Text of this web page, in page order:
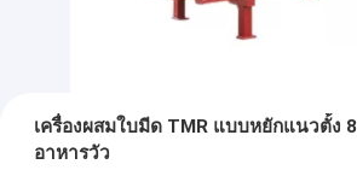
เครื่องผสมใบมีด TMR แบบหยักแนวตั้ง
อาหารวัว